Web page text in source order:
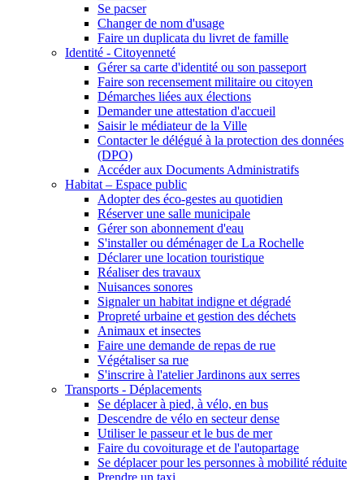
Se pacser
Changer de nom d'usage
Faire un duplicata du livret de famille
Identité - Citoyenneté
Gérer sa carte d'identité ou son passeport
Faire son recensement militaire ou citoyen
Démarches liées aux élections
Demander une attestation d'accueil
Saisir le médiateur de la Ville
Contacter le délégué à la protection des données
(DPO)
Accéder aux Documents Administratifs
Habitat – Espace public
Adopter des éco-gestes au quotidien
Réserver une salle municipale
Gérer son abonnement d'eau
S'installer ou déménager de La Rochelle
Déclarer une location touristique
Réaliser des travaux
Nuisances sonores
Signaler un habitat indigne et dégradé
Propreté urbaine et gestion des déchets
Animaux et insectes
Faire une demande de repas de rue
Végétaliser sa rue
S'inscrire à l'atelier Jardinons aux serres
Transports - Déplacements
Se déplacer à pied, à vélo, en bus
Descendre de vélo en secteur dense
Utiliser le passeur et le bus de mer
Faire du covoiturage et de l'autopartage
Se déplacer pour les personnes à mobilité réduite
Prendre un taxi